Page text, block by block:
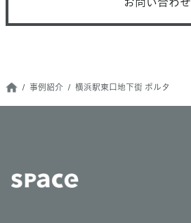
お問い合わせ
事例紹介 横浜駅東口地下街 ポルタ